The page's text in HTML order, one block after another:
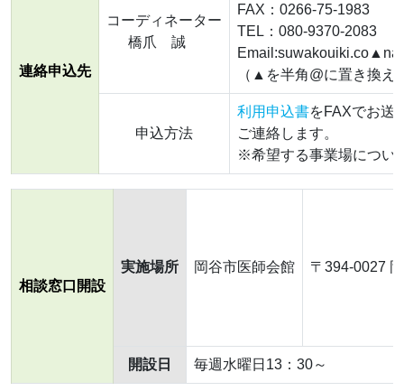
連絡申込先
コーディネーター
橋爪 誠
FAX：0266-75-1983
TEL：080-9370-2083
（▲を半角@に置き換え
申込方法
利用申込書をFAXでお送
ご連絡します。
※希望する事業場につい
相談窓口開設
実施場所 岡谷市医師会館 〒394-0027
開設日 毎週水曜日13：30～